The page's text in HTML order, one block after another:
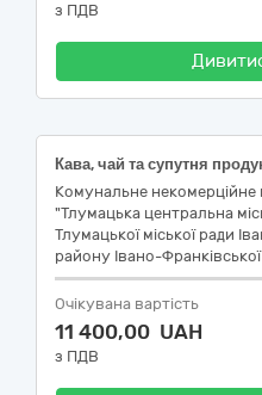
з ПДВ
Кава, чай та супутня
Комунальне некомерційне
"Тлумацька центральна
Тлумацької міської ради
району Івано-Франківської
Очікувана вартість
11 400,00 UAH
з ПДВ